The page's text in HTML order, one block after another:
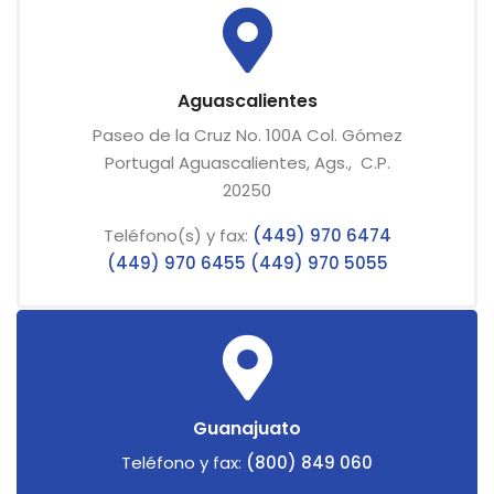
Aguascalientes
Paseo de la Cruz No. 100A Col. Gómez
Portugal Aguascalientes, Ags., C.P.
20250
Teléfono(s) y fax: (449) 970 6474
(449) 970 6455 (449) 970 5055
Guanajuato
Teléfono y fax: (800) 849 060